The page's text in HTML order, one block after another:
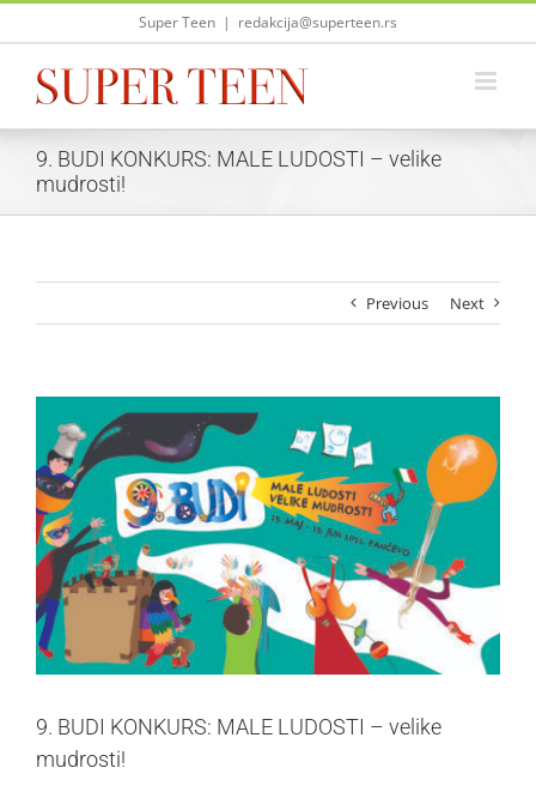
Skip
Super Teen | redakcija@superteen.rs
9. BUDI KONKURS: MALE LUDOSTI – velike
mudrosti!
Previous Next
Larger
Image
9. BUDI KONKURS: MALE LUDOSTI – velike
mudrosti!